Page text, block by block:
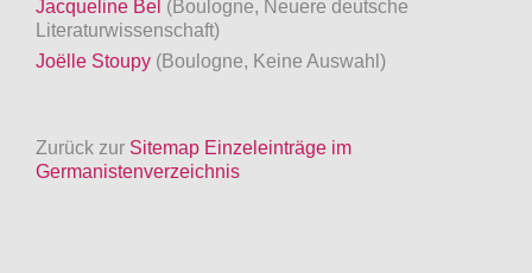
Jacqueline Bel (Boulogne, Neuere deutsche
Literaturwissenschaft)
Joëlle Stoupy (Boulogne, Keine Auswahl)
Zurück zur Sitemap Einzeleinträge im
Germanistenverzeichnis